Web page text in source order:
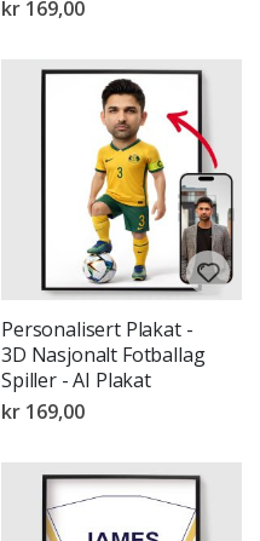
kr 169,00
Personalisert Plakat -
3D Nasjonalt Fotballag
Spiller - AI Plakat
kr 169,00